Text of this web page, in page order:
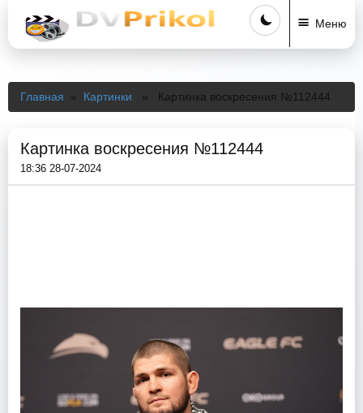
Меню
Главная » Картинки » Картинка воскресения №112444
Картинка воскресения №112444
18:36 28-07-2024